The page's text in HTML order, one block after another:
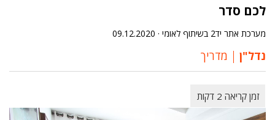
לכם סדר
מערכת אתר יד2 בשיתוף לאומי · 09.12.2020
נדל"ן מדריך